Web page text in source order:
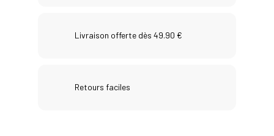
Livraison offerte dès 49.90 €
Retours faciles